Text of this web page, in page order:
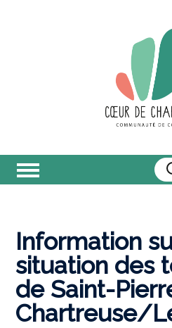
Information
situation des
de Saint-
Chartreuse/